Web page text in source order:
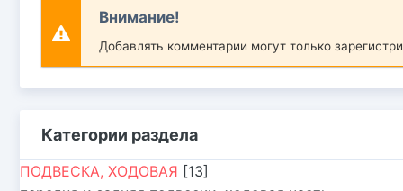
Внимание!
Добавлять комментарии могут только
Категории раздела
ПОДВЕСКА, ХОДОВАЯ [13]